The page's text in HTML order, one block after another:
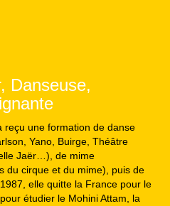
Danseuse,
reçu une formation de danse
Yano, Buirge, Théâtre
Jaër…), de mime
du cirque et du mime), puis de
elle quitte la France pour le
étudier le Mohini Attam, la